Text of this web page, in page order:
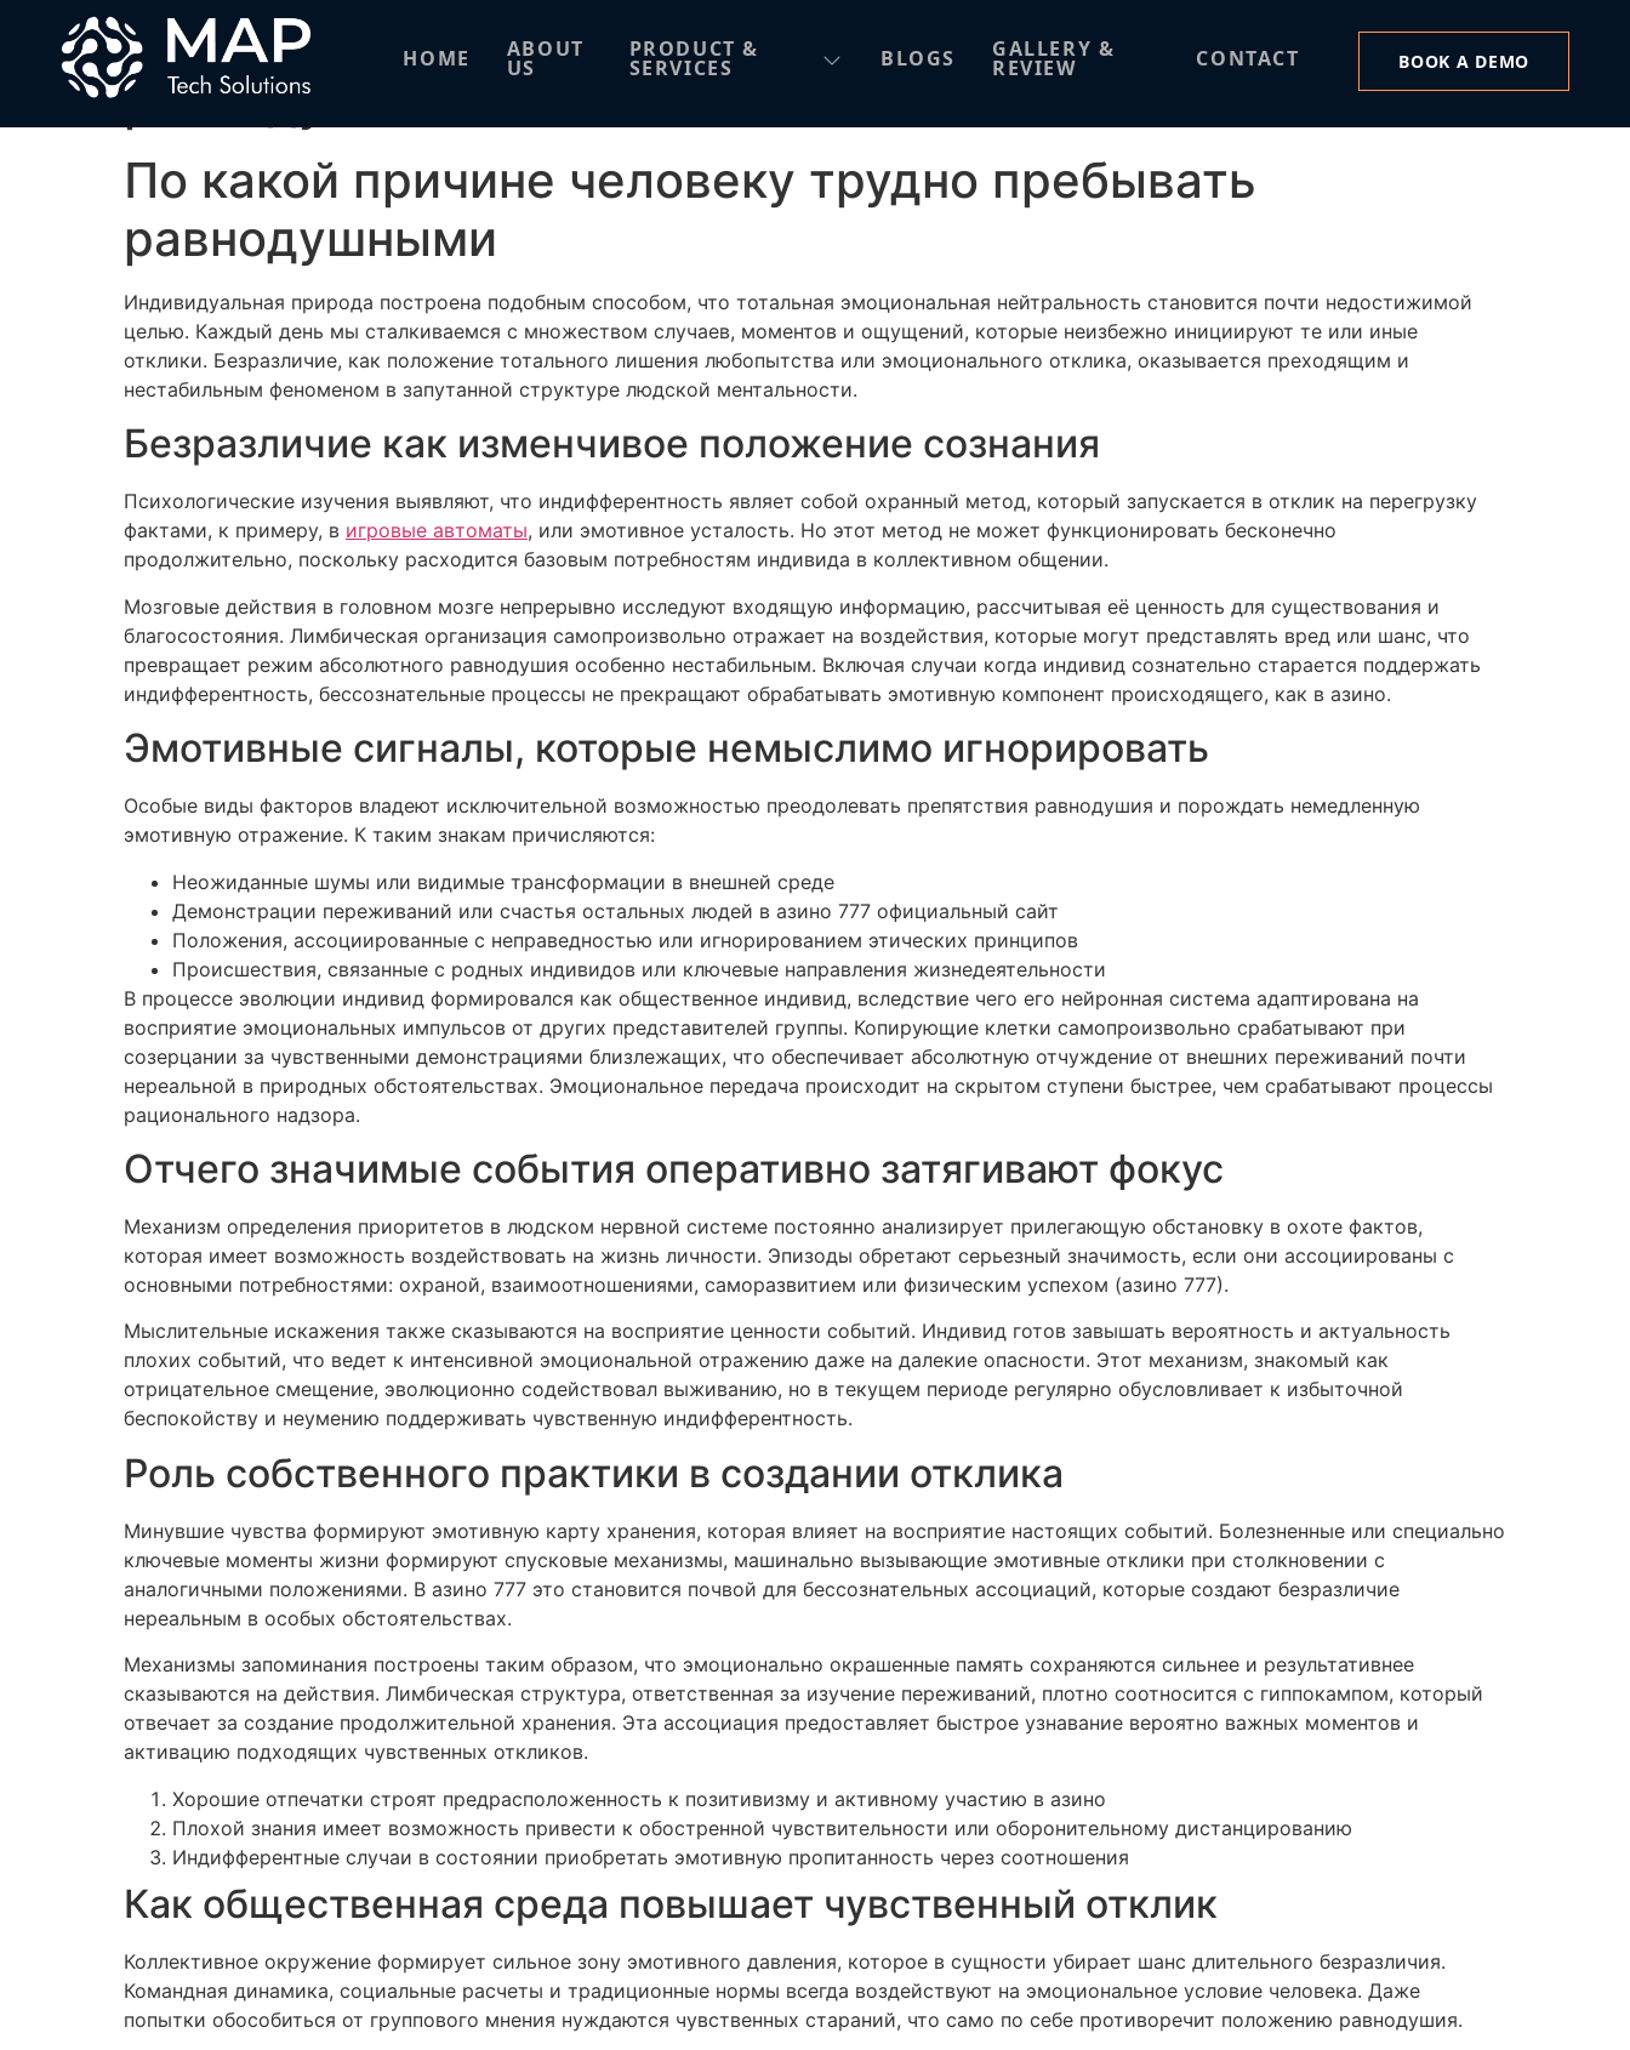
HOME ABOUT
US
PRODUCT &
SERVICES BLOGS GALLERY &
REVIEW CONTACT BOOK A DEMO
По какой причине человеку трудно пребывать
равнодушными
По какой причине человеку трудно пребывать
равнодушными
Индивидуальная природа построена подобным способом, что тотальная эмоциональная нейтральность становится почти недостижимой
целью. Каждый день мы сталкиваемся с множеством случаев, моментов и ощущений, которые неизбежно инициируют те или иные
отклики. Безразличие, как положение тотального лишения любопытства или эмоционального отклика, оказывается преходящим и
нестабильным феноменом в запутанной структуре людской ментальности.
Безразличие как изменчивое положение сознания
Психологические изучения выявляют, что индифферентность являет собой охранный метод, который запускается в отклик на перегрузку
фактами, к примеру, в игровые автоматы, или эмотивное усталость. Но этот метод не может функционировать бесконечно
продолжительно, поскольку расходится базовым потребностям индивида в коллективном общении.
Мозговые действия в головном мозге непрерывно исследуют входящую информацию, рассчитывая её ценность для существования и
благосостояния. Лимбическая организация самопроизвольно отражает на воздействия, которые могут представлять вред или шанс, что
превращает режим абсолютного равнодушия особенно нестабильным. Включая случаи когда индивид сознательно старается поддержать
индифферентность, бессознательные процессы не прекращают обрабатывать эмотивную компонент происходящего, как в азино.
Эмотивные сигналы, которые немыслимо игнорировать
Особые виды факторов владеют исключительной возможностью преодолевать препятствия равнодушия и порождать немедленную
эмотивную отражение. К таким знакам причисляются:
Неожиданные шумы или видимые трансформации в внешней среде
Демонстрации переживаний или счастья остальных людей в азино 777 официальный сайт
Положения, ассоциированные с неправедностью или игнорированием этических принципов
Происшествия, связанные с родных индивидов или ключевые направления жизнедеятельности
В процессе эволюции индивид формировался как общественное индивид, вследствие чего его нейронная система адаптирована на
восприятие эмоциональных импульсов от других представителей группы. Копирующие клетки самопроизвольно срабатывают при
созерцании за чувственными демонстрациями близлежащих, что обеспечивает абсолютную отчуждение от внешних переживаний почти
нереальной в природных обстоятельствах. Эмоциональное передача происходит на скрытом ступени быстрее, чем срабатывают процессы
рационального надзора.
Отчего значимые события оперативно затягивают фокус
Механизм определения приоритетов в людском нервной системе постоянно анализирует прилегающую обстановку в охоте фактов,
которая имеет возможность воздействовать на жизнь личности. Эпизоды обретают серьезный значимость, если они ассоциированы с
основными потребностями: охраной, взаимоотношениями, саморазвитием или физическим успехом (азино 777).
Мыслительные искажения также сказываются на восприятие ценности событий. Индивид готов завышать вероятность и актуальность
плохих событий, что ведет к интенсивной эмоциональной отражению даже на далекие опасности. Этот механизм, знакомый как
отрицательное смещение, эволюционно содействовал выживанию, но в текущем периоде регулярно обусловливает к избыточной
беспокойству и неумению поддерживать чувственную индифферентность.
Роль собственного практики в создании отклика
Минувшие чувства формируют эмотивную карту хранения, которая влияет на восприятие настоящих событий. Болезненные или специально
ключевые моменты жизни формируют спусковые механизмы, машинально вызывающие эмотивные отклики при столкновении с
аналогичными положениями. В азино 777 это становится почвой для бессознательных ассоциаций, которые создают безразличие
нереальным в особых обстоятельствах.
Механизмы запоминания построены таким образом, что эмоционально окрашенные память сохраняются сильнее и результативнее
сказываются на действия. Лимбическая структура, ответственная за изучение переживаний, плотно соотносится с гиппокампом, который
отвечает за создание продолжительной хранения. Эта ассоциация предоставляет быстрое узнавание вероятно важных моментов и
активацию подходящих чувственных откликов.
Хорошие отпечатки строят предрасположенность к позитивизму и активному участию в азино
Плохой знания имеет возможность привести к обостренной чувствительности или оборонительному дистанцированию
Индифферентные случаи в состоянии приобретать эмотивную пропитанность через соотношения
Как общественная среда повышает чувственный отклик
Коллективное окружение формирует сильное зону эмотивного давления, которое в сущности убирает шанс длительного безразличия.
Командная динамика, социальные расчеты и традиционные нормы всегда воздействуют на эмоциональное условие человека. Даже
попытки обособиться от группового мнения нуждаются чувственных стараний, что само по себе противоречит положению равнодушия.